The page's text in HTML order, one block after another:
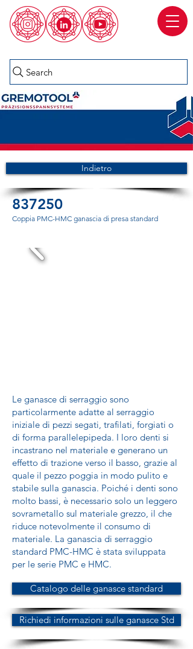
Search
Indietro
837250
Coppia PMC-HMC ganascia di presa standard
Le ganasce di serraggio sono
particolarmente adatte al serraggio
iniziale di pezzi segati, trafilati, forgiati o
di forma parallelepipeda. I loro denti si
incastrano nel materiale e generano un
effetto di trazione verso il basso, grazie al
quale il pezzo poggia in modo pulito e
stabile sulla ganascia. Poiché i denti sono
molto bassi, è necessario solo un leggero
sovrametallo sul materiale grezzo, il che
riduce notevolmente il consumo di
materiale. La ganascia di serraggio
standard PMC-HMC è stata sviluppata
per le serie PMC e HMC.
Catalogo delle ganasce standard
Richiedi informazioni sulle ganasce Std